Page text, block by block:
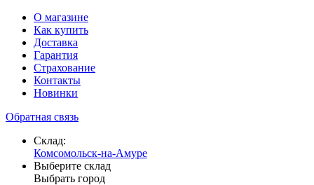
О магазине
Как купить
Доставка
Гарантия
Страхование
Контакты
Новинки
Обратная связь
Склад:
Комсомольск-на-Амуре
Выберите склад
Выбрать город